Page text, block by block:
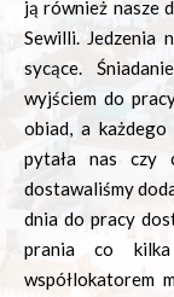
ją również nasze
Sewilli. Jedzenia
sycące.
wyjściem do
obiad, a każdego
pytała nas czy
dostawaliśmy
dnia do pracy
prania co
współlokatorem